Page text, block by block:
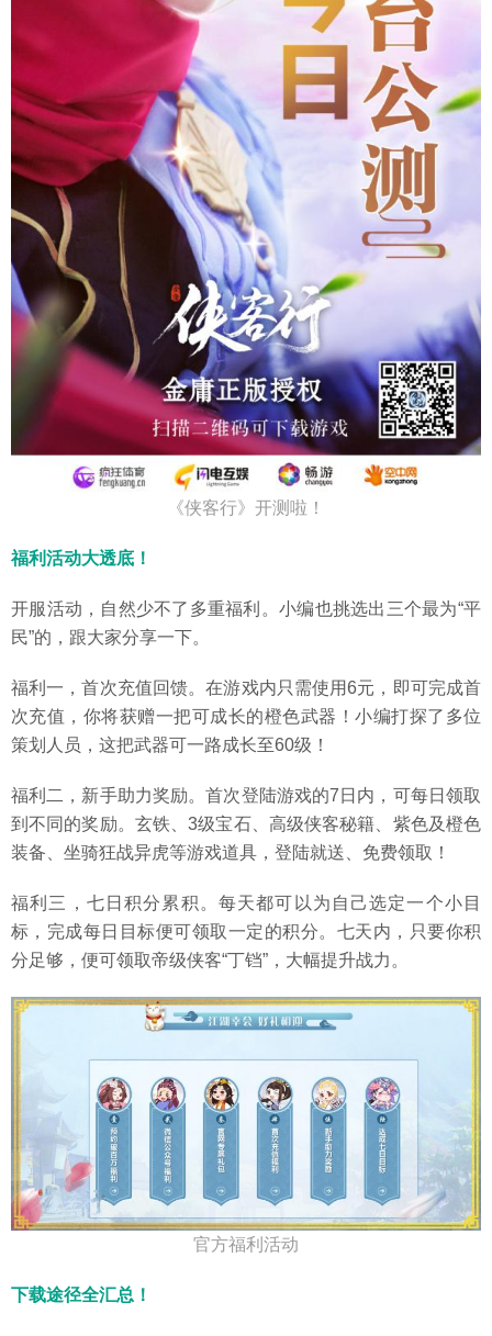
《侠客行》开测啦！
福利活动大透底！
开服活动，自然少不了多重福利。小编也挑选出三个最为“平
民”的，跟大家分享一下。
福利一，首次充值回馈。在游戏内只需使用6元，即可完成首
次充值，你将获赠一把可成长的橙色武器！小编打探了多位
策划人员，这把武器可一路成长至60级！
福利二，新手助力奖励。首次登陆游戏的7日内，可每日领取
到不同的奖励。玄铁、3级宝石、高级侠客秘籍、紫色及橙色
装备、坐骑狂战异虎等游戏道具，登陆就送、免费领取！
福利三，七日积分累积。每天都可以为自己选定一个小目
标，完成每日目标便可领取一定的积分。七天内，只要你积
分足够，便可领取帝级侠客“丁铛”，大幅提升战力。
官方福利活动
下载途径全汇总！